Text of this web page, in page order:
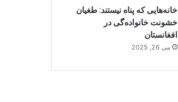
خانه‌هایی که پناه نیستند: طغیان
خشونت خانواده‌گی در
افغانستان
می 26, 2025